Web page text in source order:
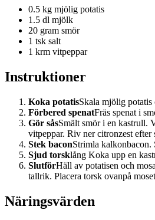
0.5 kg mjölig potatis
1.5 dl mjölk
20 gram smör
1 tsk salt
1 krm vitpeppar
Instruktioner
Koka potatisSkala mjölig
Förbered spenatFräs spenat i
Gör såsSmält smör i en kastrull.
vitpeppar. Riv ner citronzest efter
Stek baconStrimla kalkonbacon.
Sjud torsklång Koka upp en
SlutförHäll av potatisen och
tallrik. Placera torsk ovanpå
Näringsvärden